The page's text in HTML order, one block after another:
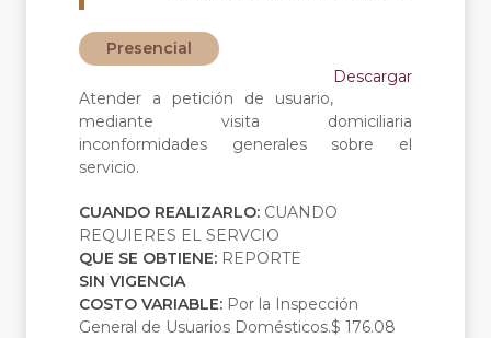
Presencial
Descargar
Atender a petición de usuario,
mediante visita domiciliaria
inconformidades generales sobre el
servicio.
CUANDO REALIZARLO: CUANDO
REQUIERES EL SERVCIO
QUE SE OBTIENE: REPORTE
SIN VIGENCIA
COSTO VARIABLE: Por la Inspección
General de Usuarios Domésticos.$ 176.08